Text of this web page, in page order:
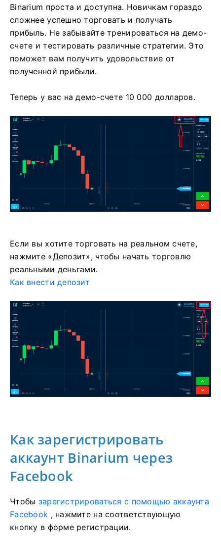
Binarium проста и доступна. Новичкам гораздо
сложнее успешно торговать и получать
прибыль. Не забывайте тренироваться на демо-
счете и тестировать различные стратегии. Это
поможет вам получить удовольствие от
полученной прибыли.
Теперь у вас на демо-счете 10 000 долларов.
Если вы хотите торговать на реальном счете,
нажмите «Депозит», чтобы начать торговлю
реальными деньгами.
Как внести депозит
Как зарегистрировать
аккаунт Binarium через
Facebook
Чтобы зарегистрироваться с помощью аккаунта
Facebook , нажмите на соответствующую
кнопку в форме регистрации.